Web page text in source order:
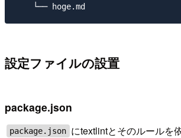
設定ファイルの設置
package.json
package.json にtextlintとそのルールを